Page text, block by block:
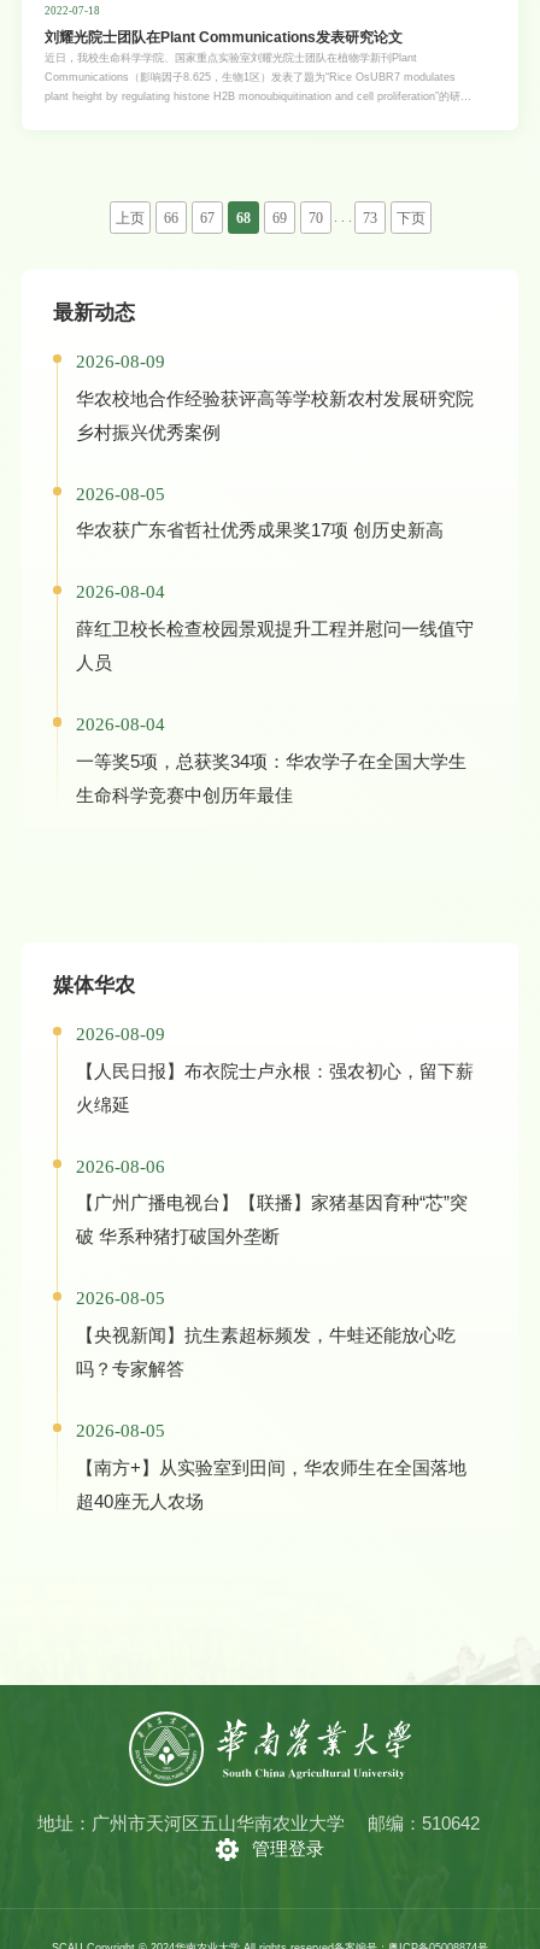
2022-07-18
刘耀光院士团队在Plant Communications发表研究论文
近日，我校生命科学学院、国家重点实验室刘耀光院士团队在植物学新刊Plant
Communications（影响因子8.625，生物1区）发表了题为“Rice OsUBR7 modulates
plant height by regulating histone H2B monoubiquitination and cell proliferation”的研究
osubr7以及相关基因OsUBR7，该基因编码一个单泛素化修饰组蛋白H2B（H2Bub1）的
E3泛素连接酶。H2Bub1是染色质中组蛋白的一种常见且重要的表观遗传修饰，与真核生物
上页 66 67 68 69 70 . . . 73 下页
最新动态
2026-08-09
华农校地合作经验获评高等学校新农村发展研究院
乡村振兴优秀案例
2026-08-05
华农获广东省哲社优秀成果奖17项 创历史新高
2026-08-04
薛红卫校长检查校园景观提升工程并慰问一线值守
人员
2026-08-04
一等奖5项，总获奖34项：华农学子在全国大学生
生命科学竞赛中创历年最佳
媒体华农
2026-08-09
【人民日报】布衣院士卢永根：强农初心，留下薪
火绵延
2026-08-06
【广州广播电视台】【联播】家猪基因育种“芯”突
破 华系种猪打破国外垄断
2026-08-05
【央视新闻】抗生素超标频发，牛蛙还能放心吃
吗？专家解答
2026-08-05
【南方+】从实验室到田间，华农师生在全国落地
超40座无人农场
地址：广州市天河区五山华南农业大学
邮编：510642
管理登录